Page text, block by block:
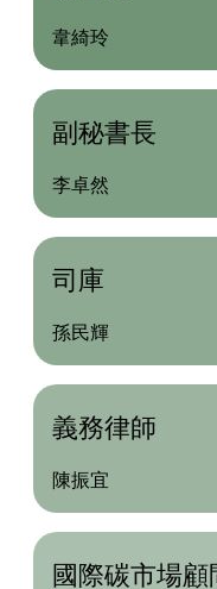
韋綺玲
副秘書長
李卓然
司庫
孫民輝
義務律師
陳振宜
國際碳市場顧